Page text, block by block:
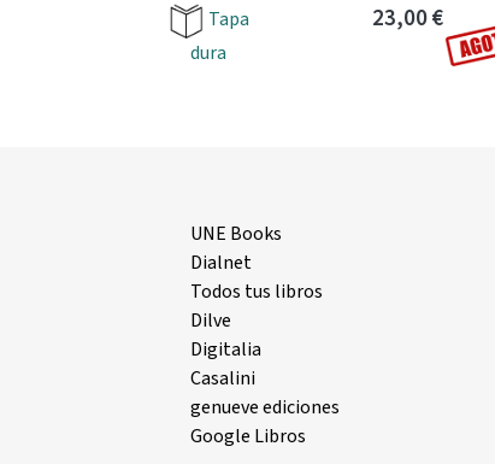
Tapa
dura
23,00 €
UNE Books
Dialnet
Todos tus libros
Dilve
Digitalia
Casalini
genueve ediciones
Google Libros